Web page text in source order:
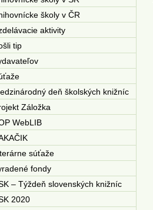
školy v ČR
aktivity
tip
deň školských knižníc
Záložka
WebLIB
súťaže
fondy
– Týždeň slovenských knižníc
2020